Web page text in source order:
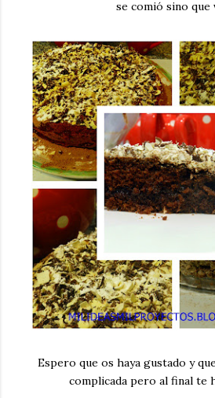
se comió sino que
Espero que os haya gustado y
complicada pero al final te